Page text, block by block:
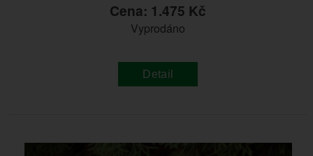
Cena: 1.475 Kč
Vyprodáno
Detail